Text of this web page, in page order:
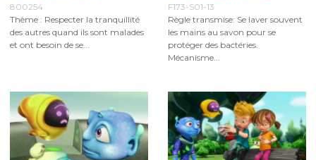
800254
Thème : Respecter la tranquillité
des autres quand ils sont malades
et ont besoin de se...
F173-S01-13
Règle transmise: Se laver souvent
les mains au savon pour se
protéger des bactéries.
Mécanisme...